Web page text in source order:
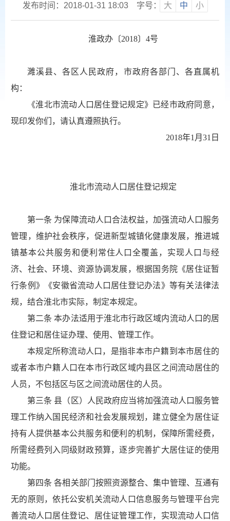
发布时间：2018-01-31 18:03
字号： 大 中 小
淮政办〔2018〕4号
濉溪县、各区人民政府，市政府各部门、各直属机
构：
《淮北市流动人口居住登记规定》已经市政府同意，
现印发你们，请认真遵照执行。
2018年1月31日
淮北市流动人口居住登记规定
第一条 为保障流动人口合法权益，加强流动人口服务
管理，维护社会秩序，促进新型城镇化健康发展，推进城
镇基本公共服务和便利常住人口全覆盖，实现人口与经
济、社会、环境、资源协调发展，根据国务院《居住证暂
行条例》《安徽省流动人口居住登记办法》等有关法律法
规，结合淮北市实际，制定本规定。
第二条 本办法适用于淮北市行政区域内流动人口的居
住登记和居住证办理、使用、管理工作。
本规定所称流动人口，是指非本市户籍到本市居住的
或者本市户籍人口在本市行政区域内县区之间流动居住的
人员，不包括区与区之间流动居住的人员。
第三条 县（区）人民政府应当将加强流动人口服务管
理工作纳入国民经济和社会发展规划，建立健全为居住证
持有人提供基本公共服务和便利的机制，保障所需经费，
所需经费列入同级财政预算，逐步完善扩大居住证的使用
功能。
第四条 各相关部门按照资源整合、集中管理、互通有
无的原则，依托公安机关流动人口信息服务与管理平台完
善流动人口居住登记、居住证管理工作，实现流动人口信